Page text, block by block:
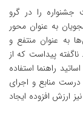
جشنواره را در گرو
به عنوان محور
به عنوان منتفع و
پیداست که از
راهنما استفاده
منابع و اجرای
ارزش افزوده ایجاد